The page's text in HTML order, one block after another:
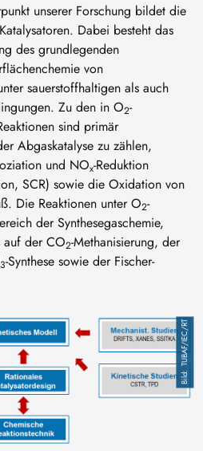
unserer Forschung bildet die
Dabei besteht das
des grundlegenden
von
sauerstoffhaltigen als auch
Zu den in O2-
sind primär
Abgaskatalyse zu zählen,
und NOx-Reduktion
SCR) sowie die Oxidation von
Die Reaktionen unter O2-
der Synthesegaschemie,
auf der CO2-Methanisierung, der
3-Synthese sowie der Fischer-
TUBAF/IEC/RT